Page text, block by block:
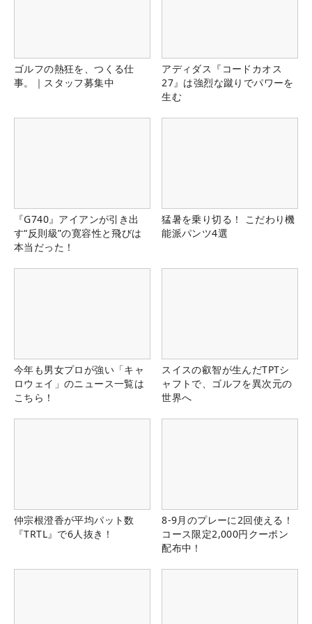
ゴルフの熱狂を、つくる仕
事。｜スタッフ募集中
アディダス『コードカオス
27』は強烈な蹴りでパワーを
生む
『G740』アイアンが引き出
す“反則級”の寛容性と飛びは
本当だった！
猛暑を乗り切る！ こだわり機
能派パンツ4選
今年も男女プロが強い「キャ
ロウェイ」のニュース一覧は
こちら！
スイスの叡智が生んだTPTシ
ャフトで、ゴルフを異次元の
世界へ
仲宗根澄香が平均パット数
『TRTL』で6人抜き！
8-9月のプレーに2回使える！
コース限定2,000円クーポン
配布中！